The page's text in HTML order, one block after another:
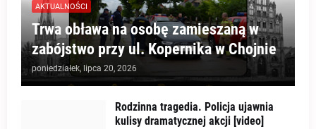
AKTUALNOŚCI
Trwa obława na osobę zamieszaną w
zabójstwo przy ul. Kopernika w Chojnie
poniedziałek, lipca 20, 2026
Rodzinna tragedia. Policja ujawnia
kulisy dramatycznej akcji [video]